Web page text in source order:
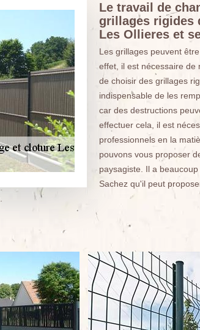
Le travail de
grillages rigides
Les Ollieres et
Les grillages peuvent
effet, il est nécessaire de
de choisir des grillages
indispensable de les
car des destructions
effectuer cela, il est
professionnels en la
pouvons vous proposer
paysagiste. Il a
Sachez qu'il peut